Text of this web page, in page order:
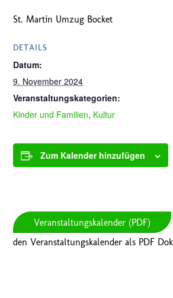
St. Martin Umzug Bocket
DETAILS
Datum:
9. November 2024
Veranstaltungskategorien:
Kinder und Familien, Kultur
Zum Kalender hinzufügen
Veranstaltungskalender (PDF)
den Veranstaltungskalender als PDF